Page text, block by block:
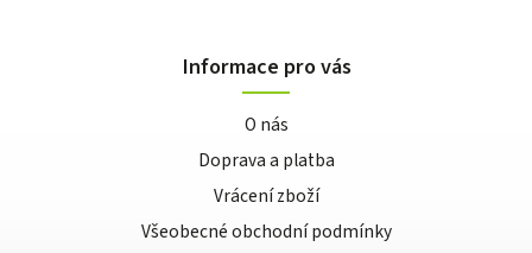
Informace pro vás
O nás
Doprava a platba
Vrácení zboží
Všeobecné obchodní podmínky